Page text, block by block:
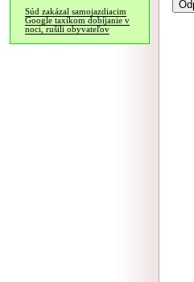
Súd zakázal samojazdiacim
Google taxíkom dobíjanie v
noci, rušili obyvateľov